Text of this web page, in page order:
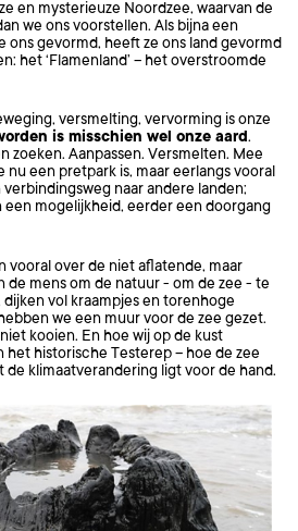
en mysterieuze Noordzee, waarvan de
we ons voorstellen. Als bijna een
ons gevormd, heeft ze ons land gevormd
het ‘Flamenland’ – het overstroomde
versmelting, vervorming is onze
is misschien wel onze aard.
zoeken. Aanpassen. Versmelten. Mee
nu een pretpark is, maar eerlangs vooral
naar andere landen;
mogelijkheid, eerder een doorgang
vooral over de niet aflatende, maar
de mens om de natuur - om de zee - te
vol kraampjes en torenhoge
we een muur voor de zee gezet.
kooien. En hoe wij op de kust
het historische Testerep – hoe de zee
de klimaatverandering ligt voor de hand.
Inzoomen